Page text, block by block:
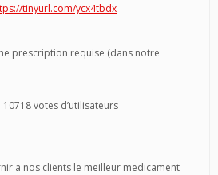
tinyurl.com/ycx4tbdx
prescription requise (dans notre
votes d’utilisateurs
a nos clients le meilleur medicament